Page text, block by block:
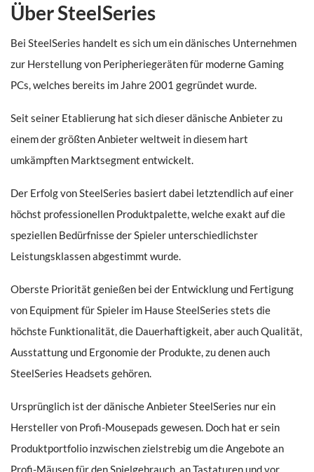
Über SteelSeries
Bei SteelSeries handelt es sich um ein dänisches Unternehmen
zur Herstellung von Peripheriegeräten für moderne Gaming
PCs, welches bereits im Jahre 2001 gegründet wurde.
Seit seiner Etablierung hat sich dieser dänische Anbieter zu
einem der größten Anbieter weltweit in diesem hart
umkämpften Marktsegment entwickelt.
Der Erfolg von SteelSeries basiert dabei letztendlich auf einer
höchst professionellen Produktpalette, welche exakt auf die
speziellen Bedürfnisse der Spieler unterschiedlichster
Leistungsklassen abgestimmt wurde.
Oberste Priorität genießen bei der Entwicklung und Fertigung
von Equipment für Spieler im Hause SteelSeries stets die
höchste Funktionalität, die Dauerhaftigkeit, aber auch Qualität,
Ausstattung und Ergonomie der Produkte, zu denen auch
SteelSeries Headsets gehören.
Ursprünglich ist der dänische Anbieter SteelSeries nur ein
Hersteller von Profi-Mousepads gewesen. Doch hat er sein
Produktportfolio inzwischen zielstrebig um die Angebote an
Profi-Mäusen für den Spielgebrauch, an Tastaturen und vor